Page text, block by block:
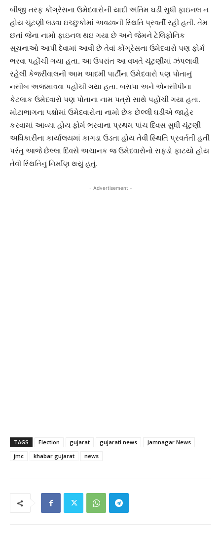
બીજી તરફ કોંગ્રેસના ઉમેદવારોની યાદી અંતિમ ઘડી સુધી ફાઇનલ ન
હોય ચૂંટણી લડવા ઇચ્છુકોમાં અવઢવની સ્થિતિ પ્રવર્તી રહી હતી. તેમ
છતાં જેના નામો ફાઇનલ થઇ ગયા છે અને જેમને ટેલિફોનિક
સૂચનાઓ આપી દેવામાં આવી છે તેવાં કોંગ્રેસના ઉમેદવારો પણ ફોર્મ
ભરવા પહોંચી ગયા હતા. આ ઉપરાંત આ વખતે ચૂંટણીમાં ઝંપલાવી
રહેલી કેજરીવાલની આમ આદમી પાર્ટીના ઉમેદવારો પણ પોતાનું
નસીબ અજમાવવા પહોંચી ગયા હતા. બસપા અને એનસીપીના
કેટલાક ઉમેદવારો પણ પોતાના નામ પત્રો સાથે પહોંચી ગયા હતા.
મોટાભાગના પક્ષોમાં ઉમેદવારોના નામો છેક છેલ્લી ઘડીએ જાહેર
કરવામાં આવ્યા હોય ફોર્મ ભરવાના પ્રથમ પાંચ દિવસ સુધી ચૂંટણી
અધિકારીના કાર્યાલયમાં કાગડા ઉડતા હોય તેવી સ્થિતિ પ્રવર્તતી હતી
પરંતુ આજે છેલ્લા દિવસે અચાનક જ ઉમેદવારોનો રાફડો ફાટયો હોય
તેવી સ્થિતિનું નિર્માણ થયું હતું.
- Advertisement -
TAGS Election gujarat gujarati news
Jamnagar News
jmc
khabar gujarat news